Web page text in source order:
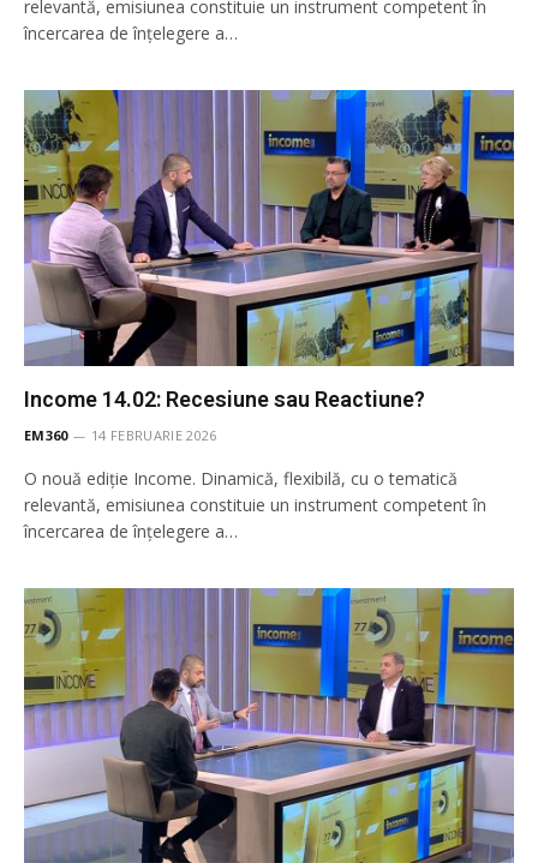
relevantă, emisiunea constituie un instrument competent în
încercarea de înţelegere a…
Income 14.02: Recesiune sau Reactiune?
EM360 14 FEBRUARIE 2026
O nouă ediție Income. Dinamică, flexibilă, cu o tematică
relevantă, emisiunea constituie un instrument competent în
încercarea de înţelegere a…